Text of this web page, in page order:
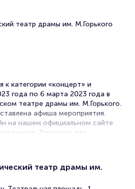
театр драмы им. М.Горького
к категории «концерт» и
года по 6 марта 2023 года в
театре драмы им. М.Горького.
афиша мероприятия.
на нашем официальном сайте
Зачастую это
достать билет на концерт.
сервис для покупки и
театр драмы им.